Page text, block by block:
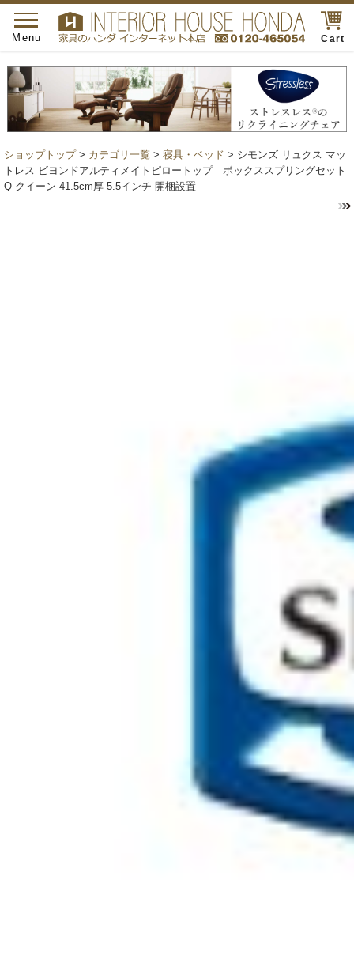
Cart
toggle
navigation
Menu
ショップトップ> カテゴリ一覧 > 寝具・ベッド > シモンズ リュクス マッ
トレス ビヨンドアルティメイトピロートップ ボックススプリングセット
Q クイーン 41.5cm厚 5.5インチ 開梱設置